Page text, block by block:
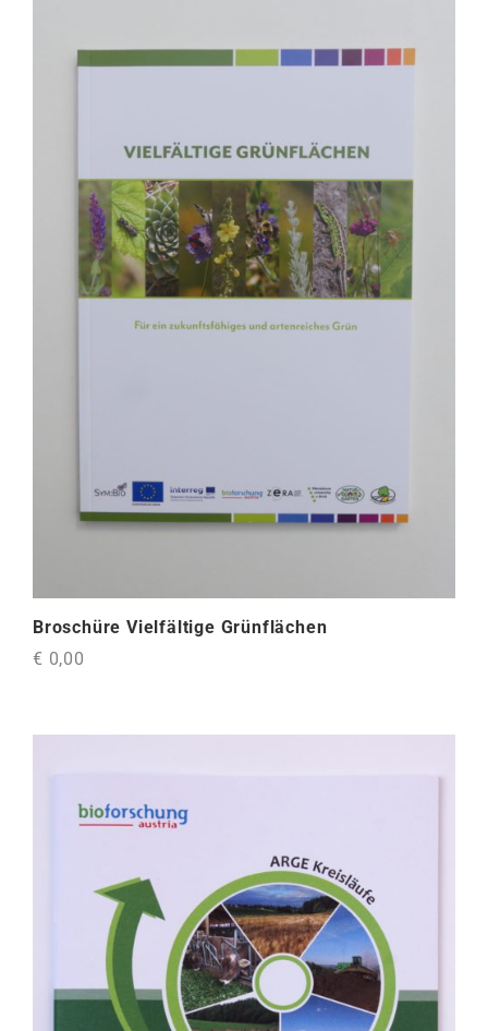
Broschüre Vielfältige Grünflächen
€ 0,00